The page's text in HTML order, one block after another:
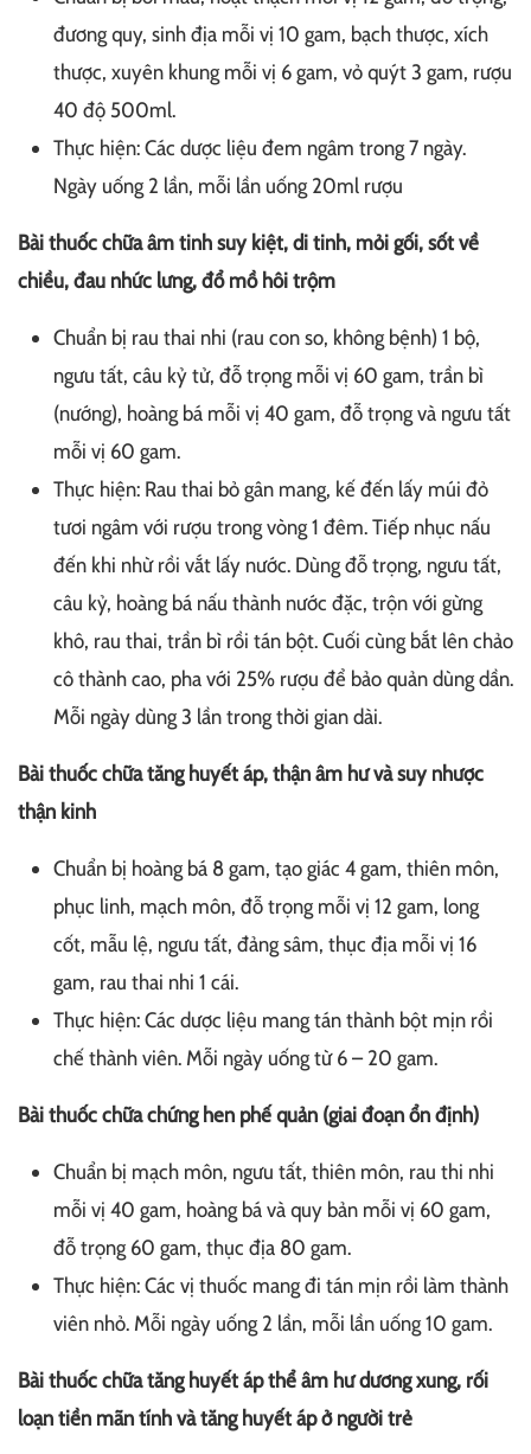
đương quy, sinh địa mỗi vị 10 gam, bạch thược, xích
thược, xuyên khung mỗi vị 6 gam, vỏ quýt 3 gam, rượu
40 độ 500ml.
Thực hiện: Các dược liệu đem ngâm trong 7 ngày.
Ngày uống 2 lần, mỗi lần uống 20ml rượu
Bài thuốc chữa âm tinh suy kiệt, di tinh, mỏi gối, sốt về
chiều, đau nhức lưng, đổ mồ hôi trộm
Chuẩn bị rau thai nhi (rau con so, không bệnh) 1 bộ,
ngưu tất, câu kỷ tử, đỗ trọng mỗi vị 60 gam, trần bì
(nướng), hoàng bá mỗi vị 40 gam, đỗ trọng và ngưu tất
mỗi vị 60 gam.
Thực hiện: Rau thai bỏ gân mang, kế đến lấy múi đỏ
tươi ngâm với rượu trong vòng 1 đêm. Tiếp nhục nấu
đến khi nhừ rồi vắt lấy nước. Dùng đỗ trọng, ngưu tất,
câu kỷ, hoàng bá nấu thành nước đặc, trộn với gừng
khô, rau thai, trần bì rồi tán bột. Cuối cùng bắt lên chảo
cô thành cao, pha với 25% rượu để bảo quản dùng dần.
Mỗi ngày dùng 3 lần trong thời gian dài.
Bài thuốc chữa tăng huyết áp, thận âm hư và suy nhược
thận kinh
Chuẩn bị hoàng bá 8 gam, tạo giác 4 gam, thiên môn,
phục linh, mạch môn, đỗ trọng mỗi vị 12 gam, long
cốt, mẫu lệ, ngưu tất, đảng sâm, thục địa mỗi vị 16
gam, rau thai nhi 1 cái.
Thực hiện: Các dược liệu mang tán thành bột mịn rồi
chế thành viên. Mỗi ngày uống từ 6 – 20 gam.
Bài thuốc chữa chứng hen phế quản (giai đoạn ổn định)
Chuẩn bị mạch môn, ngưu tất, thiên môn, rau thi nhi
mỗi vị 40 gam, hoàng bá và quy bản mỗi vị 60 gam,
đỗ trọng 60 gam, thục địa 80 gam.
Thực hiện: Các vị thuốc mang đi tán mịn rồi làm thành
viên nhỏ. Mỗi ngày uống 2 lần, mỗi lần uống 10 gam.
Bài thuốc chữa tăng huyết áp thể âm hư dương xung, rối
loạn tiền mãn tính và tăng huyết áp ở người trẻ